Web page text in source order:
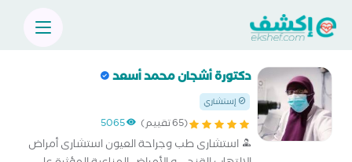
دكتورة أشجان محمد أسعد
إستشاري
(65 تقييم) 5065
استشارى طب وجراحة العيون استشارى أمراض